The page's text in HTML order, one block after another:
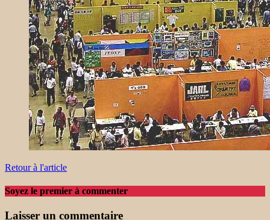
Retour à l'article
Soyez le premier à commenter
Laisser un commentaire